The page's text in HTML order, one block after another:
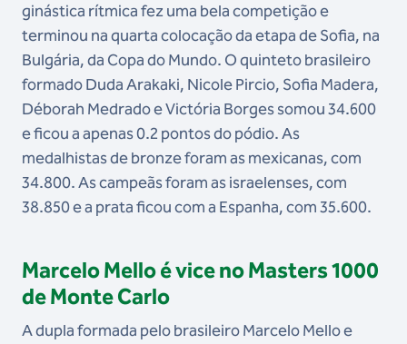
ginástica rítmica fez uma bela competição e
terminou na quarta colocação da etapa de Sofia, na
Bulgária, da Copa do Mundo. O quinteto brasileiro
formado Duda Arakaki, Nicole Pircio, Sofia Madera,
Déborah Medrado e Victória Borges somou 34.600
e ficou a apenas 0.2 pontos do pódio. As
medalhistas de bronze foram as mexicanas, com
34.800. As campeãs foram as israelenses, com
38.850 e a prata ficou com a Espanha, com 35.600.
Marcelo Mello é vice no Masters 1000
de Monte Carlo
A dupla formada pelo brasileiro Marcelo Mello e